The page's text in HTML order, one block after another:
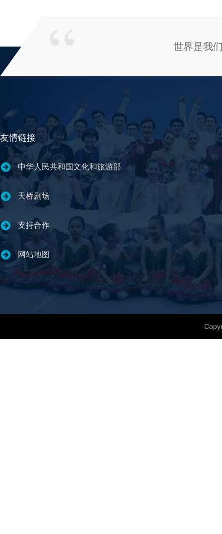
世界是我
友情链接
中华人民共和国文化和旅游部
天桥剧场
支持合作
网站地图